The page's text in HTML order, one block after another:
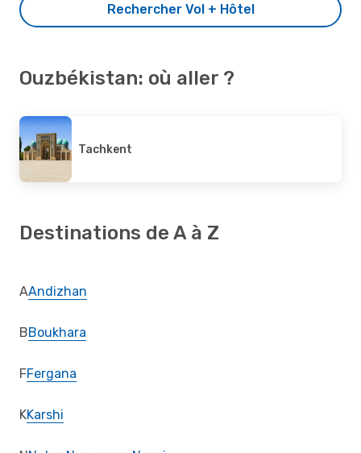
Rechercher Vol + Hôtel
Ouzbékistan: où aller ?
Tachkent
Destinations de A à Z
AAndizhan
BBoukhara
FFergana
KKarshi